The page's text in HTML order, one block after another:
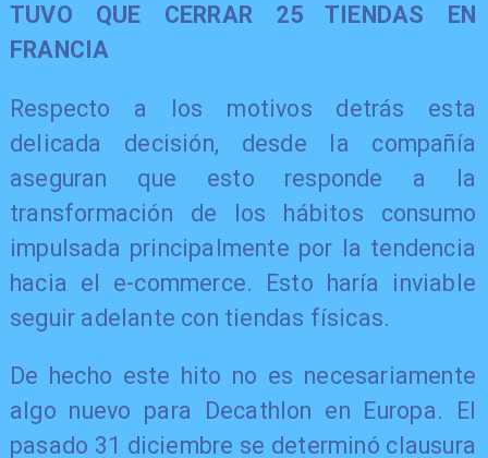
TUVO QUE CERRAR 25 TIENDAS EN
FRANCIA
Respecto a los motivos detrás esta
delicada decisión, desde la compañía
aseguran que esto responde a la
transformación de los hábitos consumo
impulsada principalmente por la tendencia
hacia el e-commerce. Esto haría inviable
seguir adelante con tiendas físicas.
De hecho este hito no es necesariamente
algo nuevo para Decathlon en Europa. El
pasado 31 diciembre se determinó clausura